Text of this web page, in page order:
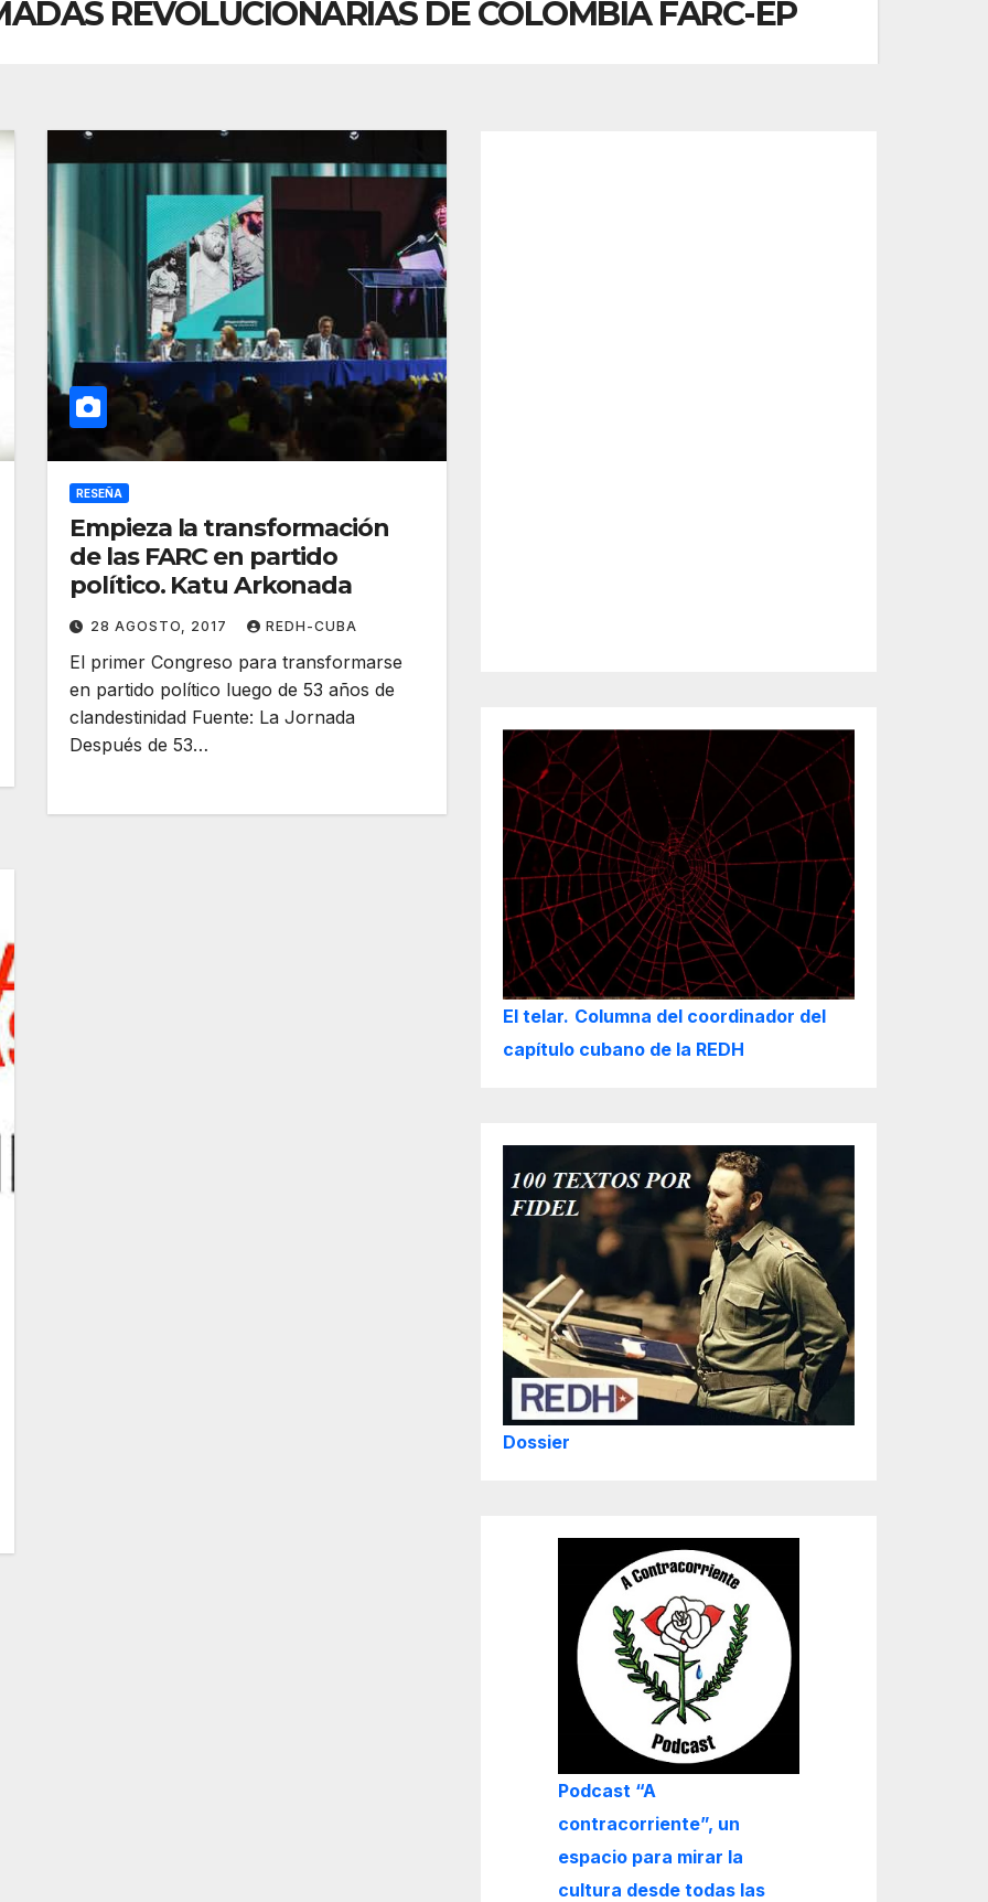
REVOLUCIONARIAS DE COLOMBIA FARC-EP
RESEÑA
Empieza la transformación
de las FARC en partido
político. Katu Arkonada
28 AGOSTO, 2017 REDH-CUBA
El primer Congreso para transformarse
en partido político luego de 53 años de
clandestinidad Fuente: La Jornada
Después de 53…
El telar. Columna del coordinador del
capítulo cubano de la REDH
Dossier
Podcast “A
contracorriente”, un
espacio para mirar la
cultura desde todas las